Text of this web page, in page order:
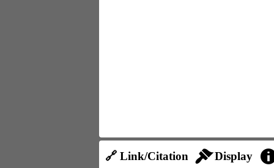
🔗 Link/Citation Display